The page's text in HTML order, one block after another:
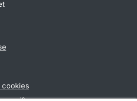
cookies